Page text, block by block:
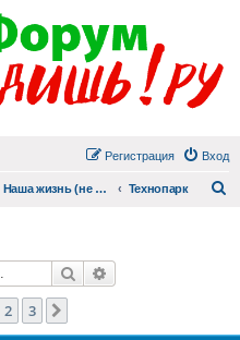
Вход
Регистрация
Наша жизнь (не всё же о суициде!) Технопарк
Поиск
2 3